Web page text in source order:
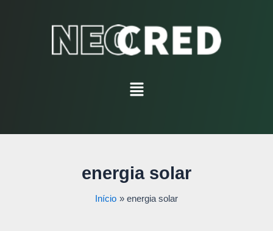
Menu
energia solar
Início energia solar